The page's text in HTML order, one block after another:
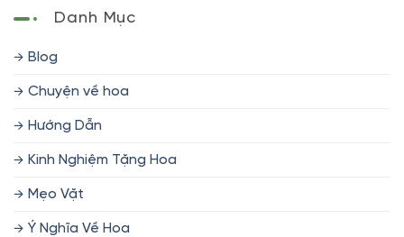
Danh Mục
Blog
Chuyện về hoa
Hướng Dẫn
Kinh Nghiệm Tặng Hoa
Mẹo Vặt
Ý Nghĩa Về Hoa